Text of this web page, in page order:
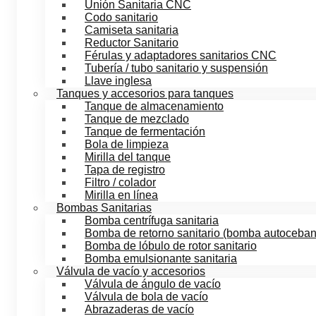
Unión Sanitaria CNC
Codo sanitario
Camiseta sanitaria
Reductor Sanitario
Férulas y adaptadores sanitarios CNC
Tubería / tubo sanitario y suspensión
Llave inglesa
Tanques y accesorios para tanques
Tanque de almacenamiento
Tanque de mezclado
Tanque de fermentación
Bola de limpieza
Mirilla del tanque
Tapa de registro
Filtro / colador
Mirilla en línea
Bombas Sanitarias
Bomba centrífuga sanitaria
Bomba de retorno sanitario (bomba
Bomba de lóbulo de rotor sanitario
Bomba emulsionante sanitaria
Válvula de vacío y accesorios
Válvula de ángulo de vacío
Válvula de bola de vacío
Abrazaderas de vacío